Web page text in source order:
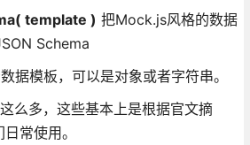
template ) 把Mock.js风格的数据
Schema
据模板，可以是对象或者字符串。
么多，这些基本上是根据官文摘
常使用。